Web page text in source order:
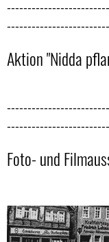
Aktion "Nidda
Foto- und